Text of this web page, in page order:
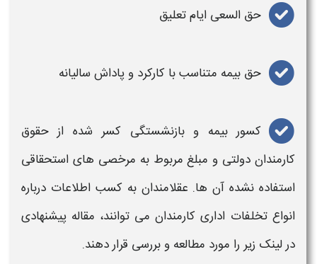
حق السعی ایام تعلیق
حق بیمه متناسب با کارکرد و پاداش سالیانه
کسور بیمه و بازنشستگی کسر شده از حقوق
کارمندان دولتی و مبلغ مربوط به مرخصی های استحقاقی
استفاده نشده آن ها. عقلامندان به کسب اطلاعات درباره
انواع تخلفات اداری کارمندان می توانند، مقاله پیشنهادی
در لینک زیر را مورد مطالعه و بررسی قرار دهند.